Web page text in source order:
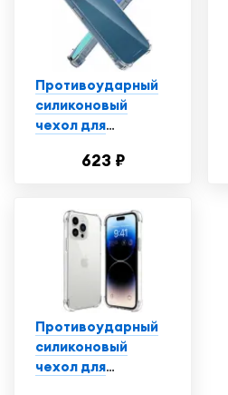
Противоударный
силиконовый
чехол для
iPhone 14 Plus /
смартфона Эпл
Айфон 14 Плюс с
защитой углов /
Прозрачный
623 ₽
Противоударный
силиконовый
чехол для